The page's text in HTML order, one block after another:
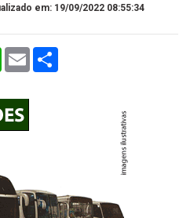
em: 19/09/2022 08:55:34
WhatsApp
Email